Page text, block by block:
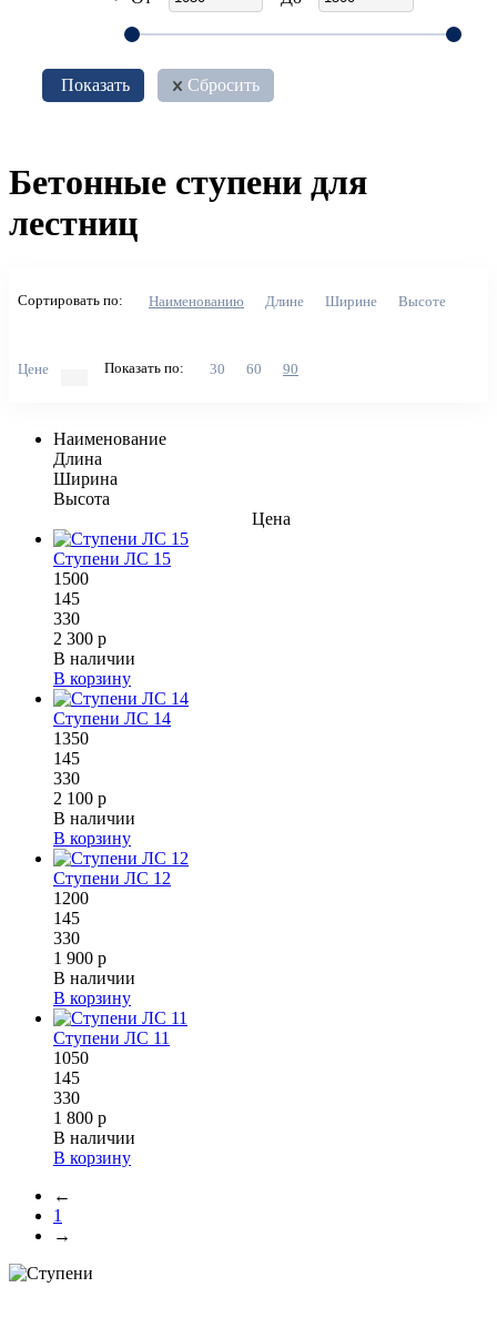
Показать Сбросить
Бетонные ступени для
лестниц
Сортировать по: Наименованию Длине Ширине Высоте
Цене Показать по: 30 60 90
Наименование
Длина
Ширина
Высота
Цена
Ступени ЛС 15
1500
145
330
2 300 р
В наличии
В корзину
Ступени ЛС 14
1350
145
330
2 100 р
В наличии
В корзину
Ступени ЛС 12
1200
145
330
1 900 р
В наличии
В корзину
Ступени ЛС 11
1050
145
330
1 800 р
В наличии
В корзину
←
1
→